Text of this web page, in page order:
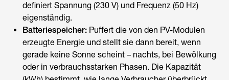
definiert Spannung (230 V) und Frequenz (50 Hz)
eigenständig.
Batteriespeicher: Puffert die von den PV-Modulen
erzeugte Energie und stellt sie dann bereit, wenn
gerade keine Sonne scheint – nachts, bei Bewölkung
oder in verbrauchsstarken Phasen. Die Kapazität